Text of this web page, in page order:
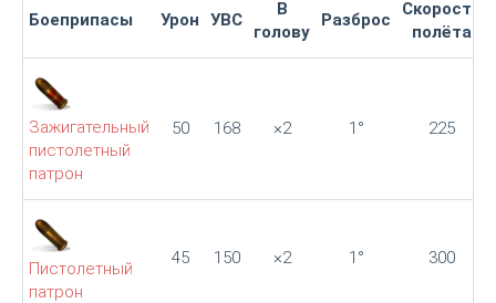
Боеприпасы Урон УВС
В
голову
Разброс
Скорость
полёта
Зажигательный
пистолетный
патрон
50 168 ×2 1° 225
Пистолетный
патрон
45 150 ×2 1° 300